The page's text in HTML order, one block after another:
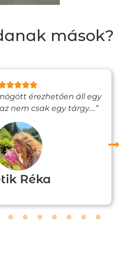
mások?
érezhetően áll egy
nem csak egy tárgy….”
Réka